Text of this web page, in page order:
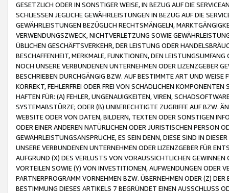
GESETZLICH ODER IN SONSTIGER WEISE, IN BEZUG AUF DIE
SCHLIESSEN JEGLICHE GEWÄHRLEISTUNGEN IN BEZUG AUF DIE
GEWÄHRLEISTUNGEN BEZÜGLICH RECHTSMÄNGELN,
VERWENDUNGSZWECK, NICHTVERLETZUNG SOWIE
ÜBLICHEN GESCHÄFTSVERKEHR, DER LEISTUNG ODER
BESCHAFFENHEIT, MERKMALE, FUNKTIONEN, DEN
NOCH UNSERE VERBUNDENEN UNTERNEHMEN ODER LIZENZGEBER
BESCHRIEBEN DURCHGÄNGIG BZW. AUF BESTIMMTE ART UND
KORREKT, FEHLERFREI ODER FREI VON SCHÄDLICHEN
HAFTEN FÜR: (A) FEHLER, UNGENAUIGKEITEN, VIREN,
SYSTEMABSTÜRZE; ODER (B) UNBERECHTIGTE ZUGRIFFE AUF BZW.
WEBSITE ODER VON DATEN, BILDERN, TEXTEN ODER SONSTIGEN
ODER EINER ANDEREN NATÜRLICHEN ODER JURISTISCHEN PERSON
GEWÄHRLEISTUNGSANSPRÜCHE, ES SEIN DENN, DIESE SIND IN
UNSERE VERBUNDENEN UNTERNEHMEN ODER LIZENZGEBER FÜR
AUFGRUND (X) DES VERLUSTS VON VORAUSSICHTLICHEN
VORTEILEN SOWIE (Y) VON INVESTITIONEN, AUFWENDUNGEN ODER
PARTNERPROGRAMM VORNEHMEN BZW. ÜBERNEHMEN ODER (Z)
BESTIMMUNG DIESES ARTIKELS 7 BEGRÜNDET EINEN AUSSCHLUSS